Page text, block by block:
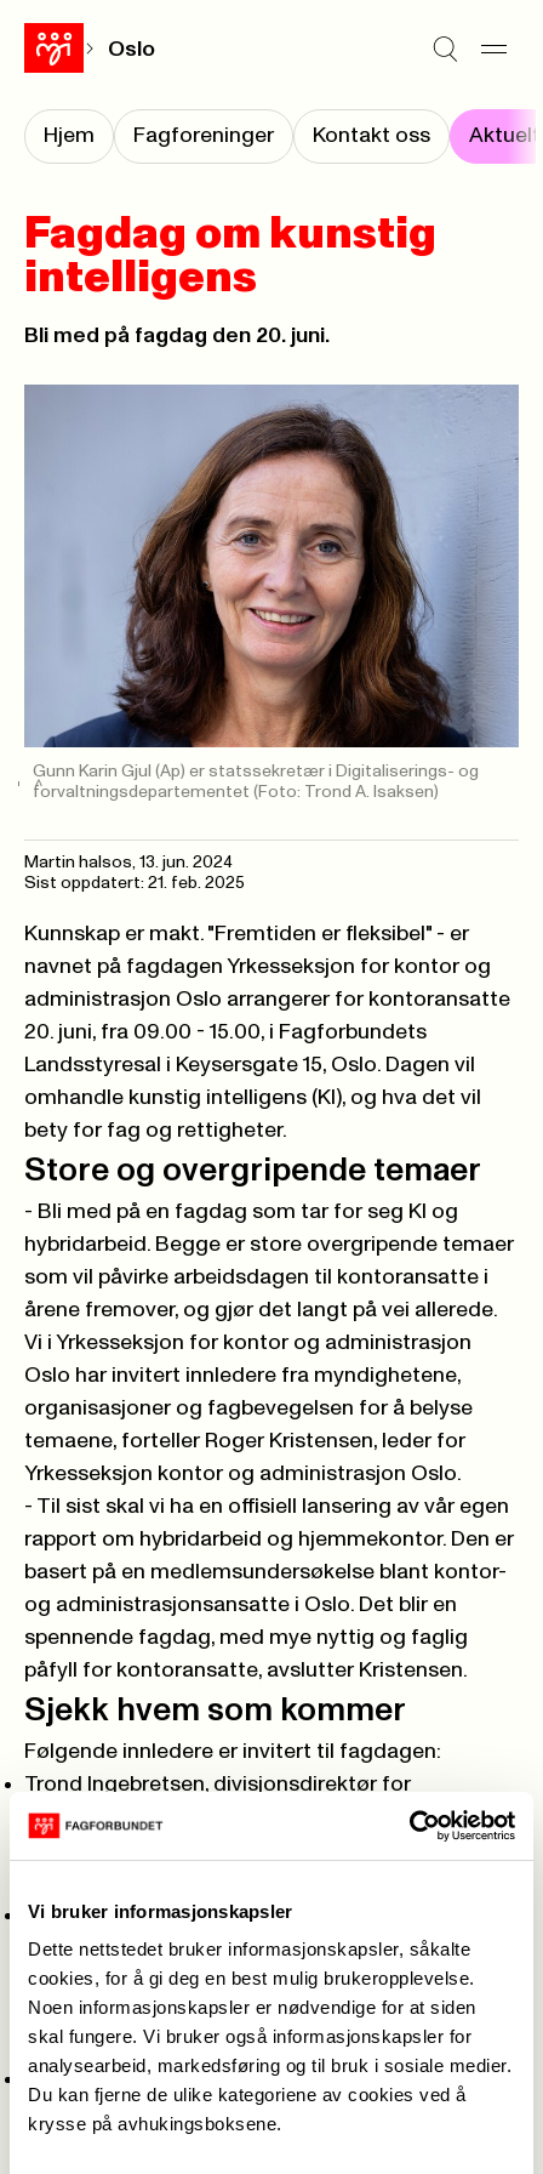
Vi bruker informasjonskapsler
Dette nettstedet bruker informasjonskapsler, såkalte
cookies, for å gi deg en best mulig brukeropplevelse.
Noen informasjonskapsler er nødvendige for at siden
skal fungere. Vi bruker også informasjonskapsler for
analysearbeid, markedsføring og til bruk i sosiale medier.
Du kan fjerne de ulike kategoriene av cookies ved å
krysse på avhukingsboksene.
Oslo
Hjem Fagforeninger Kontakt oss Aktuelt
Fagdag om kunstig
intelligens
Bli med på fagdag den 20. juni.
Gunn Karin Gjul (Ap) er statssekretær i Digitaliserings- og
forvaltningsdepartementet (Foto: Trond A. Isaksen)
Martin halsos 13. jun. 2024
Sist oppdatert: 21. feb. 2025
Kunnskap er makt. "Fremtiden er fleksibel" - er
navnet på fagdagen Yrkesseksjon for kontor og
administrasjon Oslo arrangerer for kontoransatte
20. juni, fra 09.00 - 15.00, i Fagforbundets
Landsstyresal i Keysersgate 15, Oslo. Dagen vil
omhandle kunstig intelligens (KI), og hva det vil
bety for fag og rettigheter.
Store og overgripende temaer
- Bli med på en fagdag som tar for seg KI og
hybridarbeid. Begge er store overgripende temaer
som vil påvirke arbeidsdagen til kontoransatte i
årene fremover, og gjør det langt på vei allerede.
Vi i Yrkesseksjon for kontor og administrasjon
Oslo har invitert innledere fra myndighetene,
organisasjoner og fagbevegelsen for å belyse
temaene, forteller Roger Kristensen, leder for
Yrkesseksjon kontor og administrasjon Oslo.
- Til sist skal vi ha en offisiell lansering av vår egen
rapport om hybridarbeid og hjemmekontor. Den er
basert på en medlemsundersøkelse blant kontor-
og administrasjonsansatte i Oslo. Det blir en
spennende fagdag, med mye nyttig og faglig
påfyll for kontoransatte, avslutter Kristensen.
Sjekk hvem som kommer
Følgende innledere er invitert til fagdagen:
Trond Ingebretsen, divisjonsdirektør for
digitalisering i administrasjonen i
Roger Dehlin, leder av Fagforbundet Oslo, vil
forteller om forhandlingsdelen når nye digitale
verktøy skal innføres, og hvordan
medbestemmelsen fungerer lokalt ved innføring
av ny teknologi og datasystemer.
Gunn Karin Gjul, statssekretær i Digitaliserings- og
forvaltningsdepartementet, kommer og snakker